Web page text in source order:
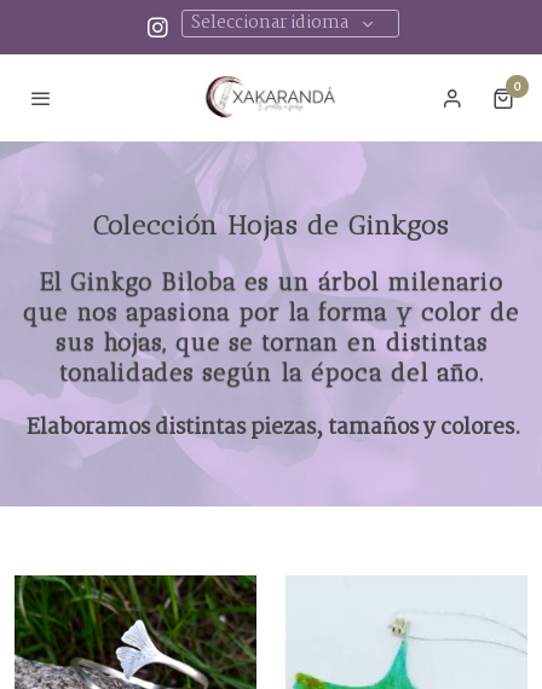
Seleccionar idioma
0
Colección Hojas de Ginkgos
El Ginkgo Biloba es un árbol milenario
que nos apasiona por la forma y color de
sus hojas, que se tornan en distintas
tonalidades según la época del año.
Elaboramos distintas piezas, tamaños y colores.